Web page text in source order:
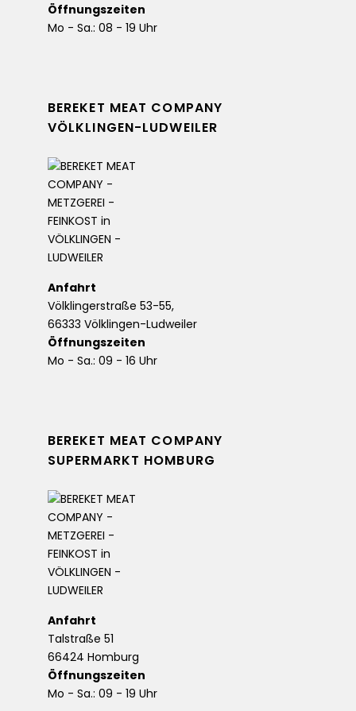
Öffnungszeiten
Mo - Sa.: 08 - 19 Uhr
BEREKET MEAT COMPANY
VÖLKLINGEN-LUDWEILER
Anfahrt
Völklingerstraße 53-55,
66333 Völklingen-Ludweiler
Öffnungszeiten
Mo - Sa.: 09 - 16 Uhr
BEREKET MEAT COMPANY
SUPERMARKT HOMBURG
Anfahrt
Talstraße 51
66424 Homburg
Öffnungszeiten
Mo - Sa.: 09 - 19 Uhr